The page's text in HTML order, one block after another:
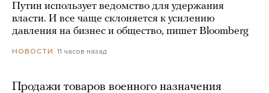
Путин использует ведомство для удержания
власти. И все чаще склоняется к усилению
давления на бизнес и общество, пишет Bloomberg
НОВОСТИ 11 часов назад
Продажи товаров военного назначения